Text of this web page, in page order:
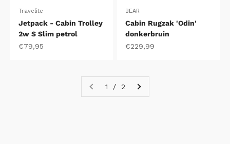
Travelite
Jetpack - Cabin Trolley
2w S Slim petrol
Aanbiedingsprijs
€79,95
BEAR
Cabin Rugzak 'Odin'
donkerbruin
Aanbiedingsprijs
€229,99
1 / 2